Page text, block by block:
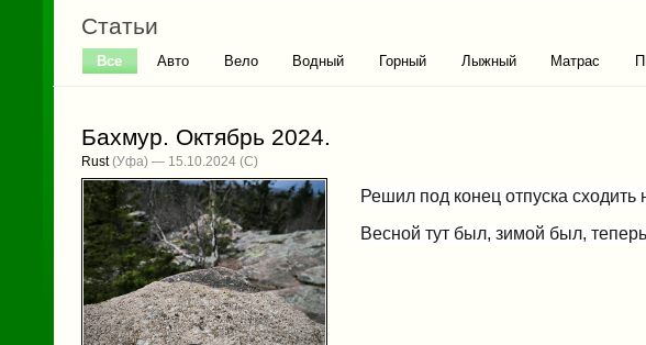
Вы здесь
Статьи
Главные вкладки
Все (активная вкладка)
Авто Вело Водный Горный Лыжный Матрас
Бахмур. Октябрь 2024.
Rust(Уфа) — 15.10.2024
Решил под конец отпуска сходить
Весной тут был, зимой был,